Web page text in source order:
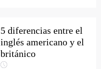
5 diferencias entre el
inglés americano y el
británico